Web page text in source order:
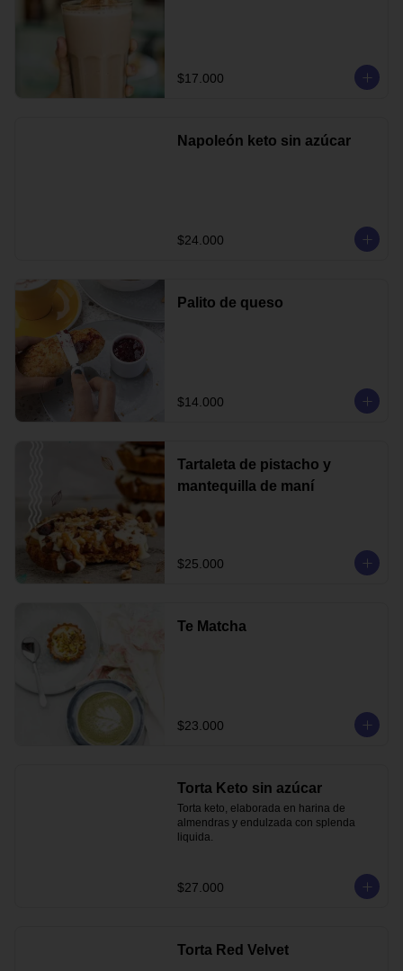
$17.000
Napoleón keto sin azúcar
$24.000
Palito de queso
$14.000
Tartaleta de pistacho y
mantequilla de maní
$25.000
Te Matcha
$23.000
Torta Keto sin azúcar
Torta keto, elaborada en harina de
almendras y endulzada con splenda
liquida.
$27.000
Torta Red Velvet